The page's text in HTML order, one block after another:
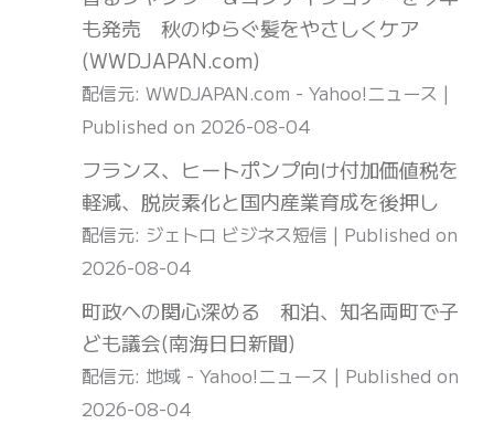
も発売 秋のゆらぐ髪をやさしくケア
(WWDJAPAN.com)
配信元: WWDJAPAN.com - Yahoo!ニュース
Published on 2026-08-04
フランス、ヒートポンプ向け付加価値税を
軽減、脱炭素化と国内産業育成を後押し
配信元: ジェトロ ビジネス短信
Published on
2026-08-04
町政への関心深める 和泊、知名両町で子
ども議会(南海日日新聞)
配信元: 地域 - Yahoo!ニュース
Published on
2026-08-04